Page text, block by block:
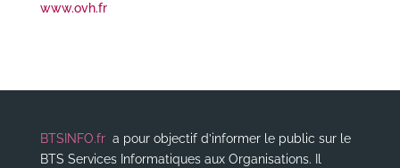
www.ovh.fr
BTSINFO.fra pour objectif d’informer le public sur le
BTS Services Informatiques aux Organisations. Il